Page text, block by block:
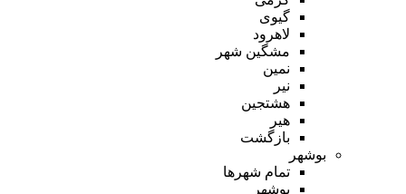
گیوی
لاهرود
مشگین شهر
نمین
نیر
هشتجین
هیر
بازگشت
بوشهر
تمام شهر‌ها
بوشهر